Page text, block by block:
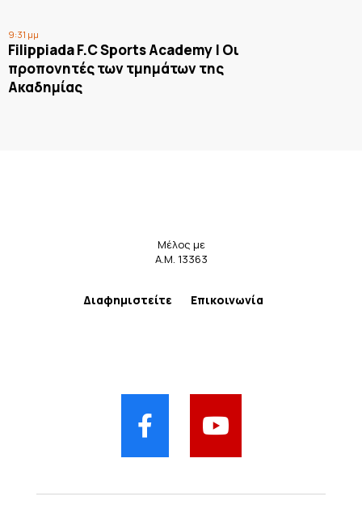
9:31 μμ
Filippiada F.C Sports Academy | Οι
προπονητές των τμημάτων της
Ακαδημίας
Μέλος με
Α.Μ. 13363
Διαφημιστείτε Επικοινωνία